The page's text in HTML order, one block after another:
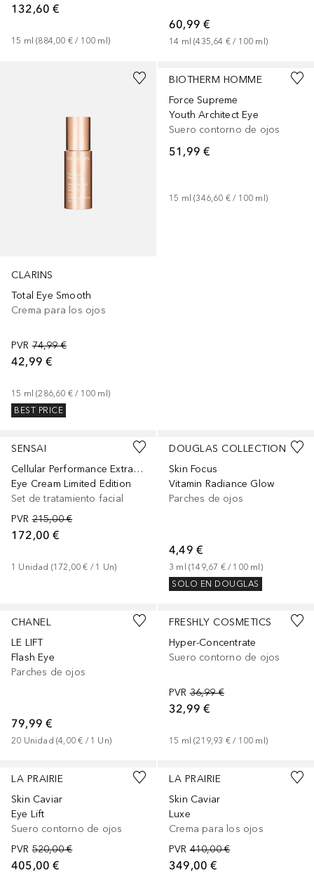
132,60 €
15 ml (884,00 € / 100 ml )
60,99 €
14 ml (435,64 € / 100 ml)
CLARINS
Total Eye Smooth
Crema para los ojos
PVR 74,99 €
42,99 €
15 ml (286,60 € / 100 ml )
BEST PRICE
BIOTHERM HOMME
Force Supreme
Youth Architect Eye
Suero contorno de ojos
51,99 €
15 ml (346,60 € / 100 ml)
SENSAI
Cellular Performance Extra Intensive
Eye Cream Limited Edition
Set de tratamiento facial
PVR 215,00 €
172,00 €
1 Unidad (172,00 € / 1 Un)
DOUGLAS COLLECTION
Skin Focus
Vitamin Radiance Glow
Parches de ojos
4,49 €
3 ml (149,67 € / 100 ml )
SOLO EN DOUGLAS
CHANEL
LE LIFT
Flash Eye
Parches de ojos
79,99 €
20 Unidad (4,00 € / 1 Un)
FRESHLY COSMETICS
Hyper-Concentrate
Suero contorno de ojos
PVR 36,99 €
32,99 €
15 ml (219,93 € / 100 ml )
LA PRAIRIE
Skin Caviar
Eye Lift
Suero contorno de ojos
PVR 520,00 €
405,00 €
LA PRAIRIE
Skin Caviar
Luxe
Crema para los ojos
PVR 410,00 €
349,00 €